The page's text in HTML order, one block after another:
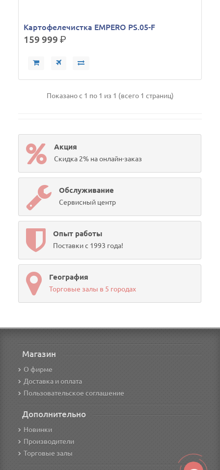
Картофелечистка EMPERO PS.05-F
159 999р.
Показано с 1 по 1 из 1 (всего 1 страниц)
Акция
Скидка 2% на онлайн-заказ
Обслуживание
Сервисный центр
Опыт работы
Поставки с 1993 года!
География
Торговые залы в 5 городах
Магазин
О фирме
Доставка и оплата
Пользовательское соглашение
Дополнительно
Новинки
Производители
Торговые залы